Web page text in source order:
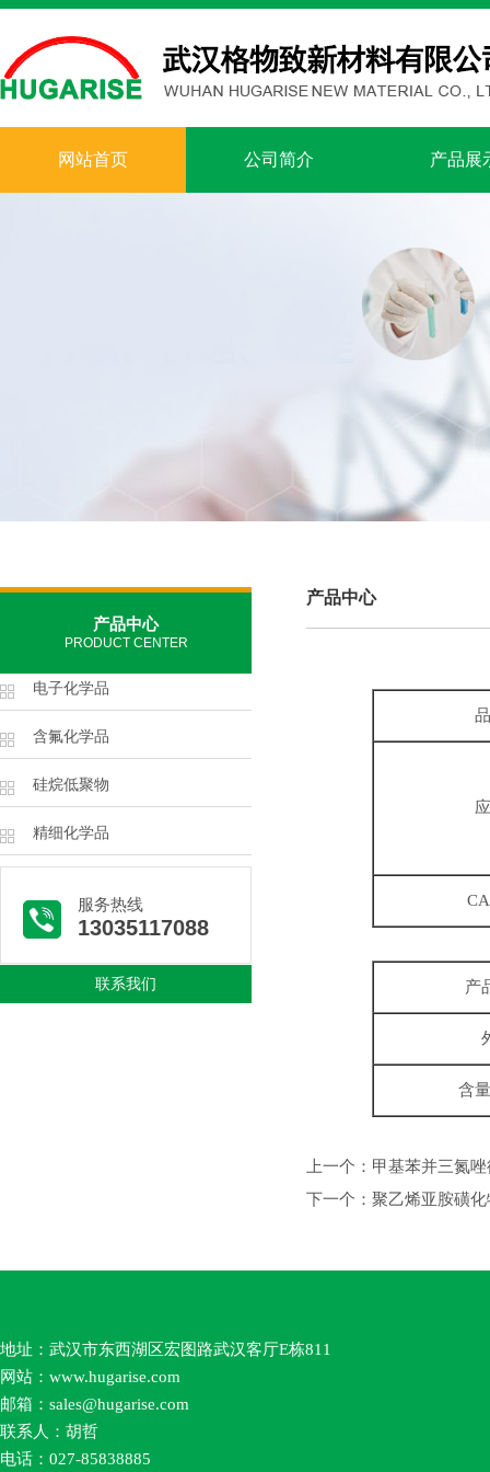
网站首页 公司简介 产品展
产品中心
PRODUCT CENTER
电子化学品
含氟化学品
硅烷低聚物
精细化学品
服务热线
13035117088
联系我们
产品中心
产
含
上一个： 甲基苯并三氮
下一个： 聚乙烯亚胺磺化
地址：武汉市东西湖区宏图路武汉客厅E栋811
网站： www.hugarise.com
邮箱： sales@hugarise.com
联系人：胡哲
电话：027-85838885